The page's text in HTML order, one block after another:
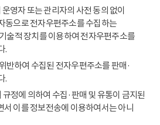
영자 또는 관리자의 사전 동의 없이
동으로 전자우편주소를 수집하는
술적 장치를 이용하여 전자우편주소를
.
반하여 수집된 전자우편주소를 판매·
.
정에 의하여 수집·판매 및 유통이 금지된
이를 정보전송에 이용하여서는 아니